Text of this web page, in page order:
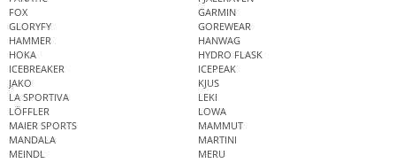
FOX
GARMIN
GLORYFY
GOREWEAR
HAMMER
HANWAG
HOKA
HYDRO FLASK
ICEBREAKER
ICEPEAK
JAKO
KJUS
LA SPORTIVA
LEKI
LÖFFLER
LOWA
MAIER SPORTS
MAMMUT
MANDALA
MARTINI
MEINDL
MERU